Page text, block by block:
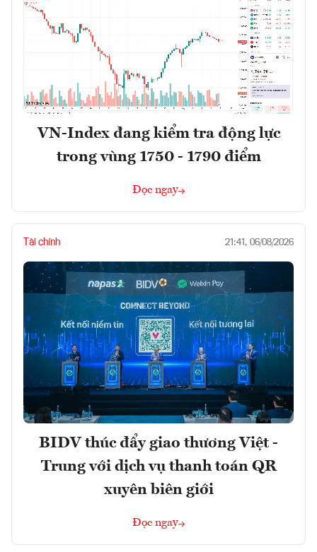
VN-Index đang kiểm tra động lực
trong vùng 1750 - 1790 điểm
Đọc ngay
Tài chính 21:41, 06/08/2026
BIDV thúc đẩy giao thương Việt -
Trung với dịch vụ thanh toán QR
xuyên biên giới
Đọc ngay